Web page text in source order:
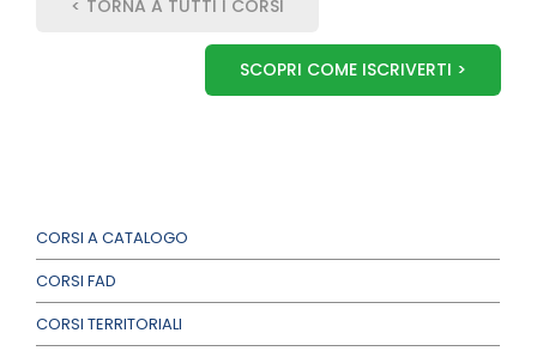
CORSI A CATALOGO
CORSI FAD
CORSI TERRITORIALI
< TORNA A TUTTI I CORSI
SCOPRI COME ISCRIVERTI >